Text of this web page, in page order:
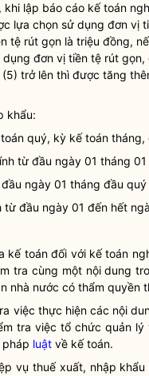
khi lập báo cáo kế toán
lựa chọn sử dụng đơn vị
tệ rút gọn là triệu đồng,
đơn vị tiền tệ rút
trở lên thì được tăng
khẩu:
quý, kỳ kế toán tháng,
từ đầu ngày 01 tháng
ngày 01 tháng đầu
đầu ngày 01 đến hết
kế toánđối với kế toán
tra cùng một nội dung
nhà nước có thẩm quyền
việc thực hiện các nội
tra việc tổ chức quản
luật về kế toán.
vụ thuế xuất, nhập